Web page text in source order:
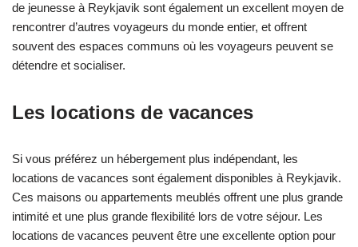
de jeunesse à Reykjavik sont également un excellent moyen de
rencontrer d’autres voyageurs du monde entier, et offrent
souvent des espaces communs où les voyageurs peuvent se
détendre et socialiser.
Les locations de vacances
Si vous préférez un hébergement plus indépendant, les
locations de vacances sont également disponibles à Reykjavik.
Ces maisons ou appartements meublés offrent une plus grande
intimité et une plus grande flexibilité lors de votre séjour. Les
locations de vacances peuvent être une excellente option pour